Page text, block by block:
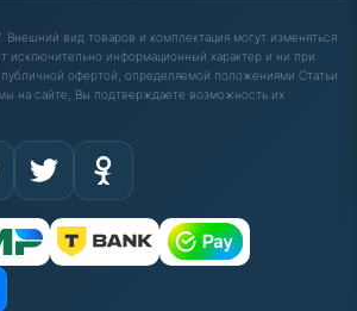
вид товаров и комплектация могут изменяться
исключительно информационный характер и ни при
публичной офертой, определяемой положениями Статьи
на сайте, Вы подтверждаете возможность их